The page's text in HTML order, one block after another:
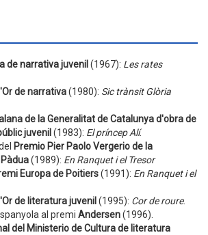
de narrativa juvenil (1967): Les rates
de narrativa(1980): Sic trànsit Glòria
de la Generalitat de Catalunya d'obra de
juvenil (1983): El príncep Alí.
Premio Pier Paolo Vergerio de la
(1989): En Ranquet i el Tresor
Europa de Poitiers(1991): En Ranquet i el
de literatura juvenil (1995): Cor de roure.
al premi Andersen(1996).
del Ministerio de Cultura de literatura